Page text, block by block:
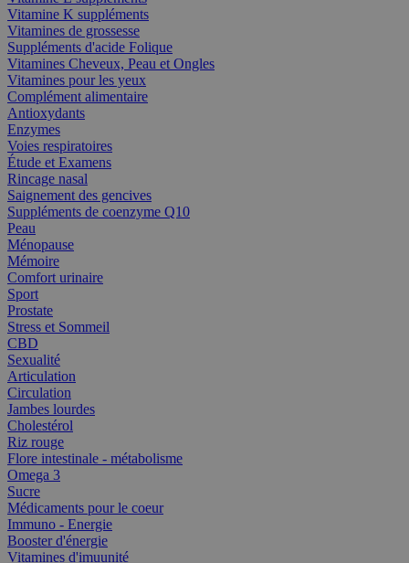
Vitamine K suppléments
Vitamines de grossesse
Suppléments d'acide Folique
Vitamines Cheveux, Peau et Ongles
Vitamines pour les yeux
Complément alimentaire
Antioxydants
Enzymes
Voies respiratoires
Étude et Examens
Rincage nasal
Saignement des gencives
Suppléments de coenzyme Q10
Peau
Ménopause
Mémoire
Comfort urinaire
Sport
Prostate
Stress et Sommeil
CBD
Sexualité
Articulation
Circulation
Jambes lourdes
Cholestérol
Riz rouge
Flore intestinale - métabolisme
Omega 3
Sucre
Médicaments pour le coeur
Immuno - Energie
Booster d'énergie
Vitamines d'imuunité